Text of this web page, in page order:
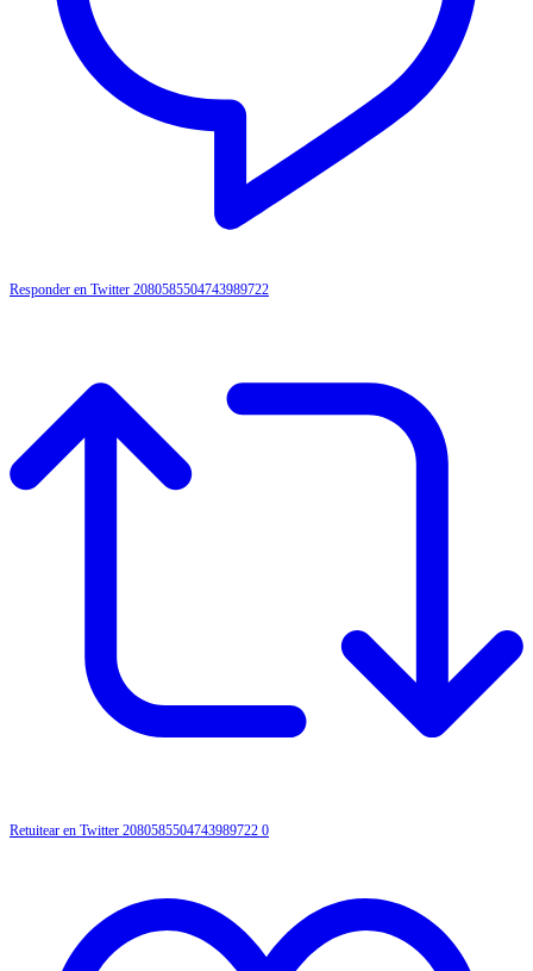
Responder en Twitter 2080585504743989722
Retuitear en Twitter 2080585504743989722 0